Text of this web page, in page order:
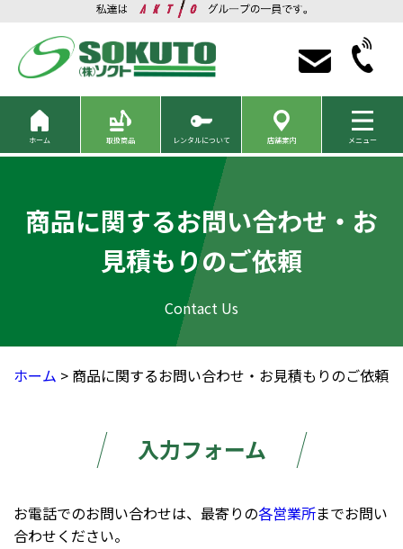
ホーム 取扱商品 レンタルについて 店舗案内 メニュー
商品に関するお問い合わせ・お
見積もりのご依頼
ホーム > 商品に関するお問い合わせ・お見積もりのご依頼
入力フォーム
お電話でのお問い合わせは、最寄りの各営業所までお問い
合わせください。